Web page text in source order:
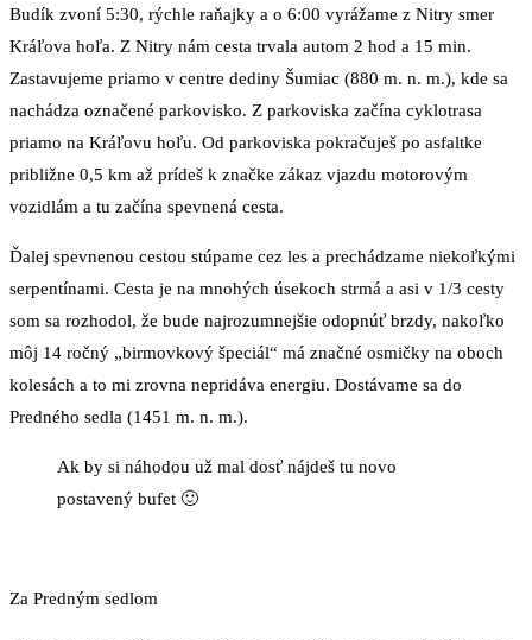
Budík zvoní 5:30, rýchle raňajky a o 6:00 vyrážame z Nitry smer
Kráľova hoľa. Z Nitry nám cesta trvala autom 2 hod a 15 min.
Zastavujeme priamo v centre dediny Šumiac (880 m. n. m.), kde sa
nachádza označené parkovisko. Z parkoviska začína cyklotrasa
priamo na Kráľovu hoľu. Od parkoviska pokračuješ po asfaltke
približne 0,5 km až prídeš k značke zákaz vjazdu motorovým
vozidlám a tu začína spevnená cesta.
Ďalej spevnenou cestou stúpame cez les a prechádzame niekoľkými
serpentínami. Cesta je na mnohých úsekoch strmá a asi v 1/3 cesty
som sa rozhodol, že bude najrozumnejšie odopnúť brzdy, nakoľko
môj 14 ročný „birmovkový špeciál“ má značné osmičky na oboch
kolesách a to mi zrovna nepridáva energiu. Dostávame sa do
Predného sedla (1451 m. n. m.).
Ak by si náhodou už mal dosť nájdeš tu novo
postavený bufet 🙂
Za Predným sedlom